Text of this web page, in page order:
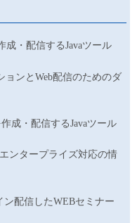
成・配信するJavaツール
ョンとWeb配信のためのダ
成・配信するJavaツール
エンタープライズ対応の情
ン配信したWEBセミナー